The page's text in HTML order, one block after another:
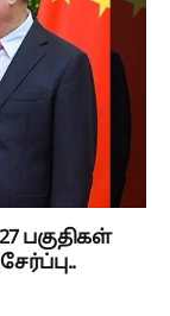
பகுதிகள்